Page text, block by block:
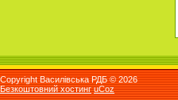
Copyright Василівська РДБ © 2026
Безкоштовний хостинг uCoz